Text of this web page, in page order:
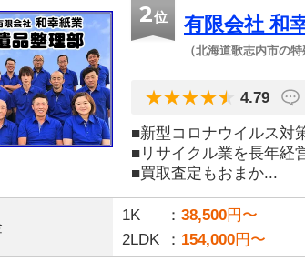
2位 有限会社 和
（北海道歌志内市の特
4.79
■新型コロナウイルス対
■リサイクル業を長年経
■買取査定もおまか...
1K 38,500円〜
2LDK
154,000円〜